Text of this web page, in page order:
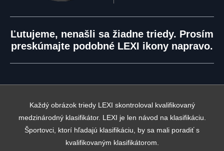
Ľutujeme, nenašli sa žiadne triedy. Prosím
preskúmajte podobné LEXI ikony napravo.
Každý obrázok triedy LEXI skontroloval kvalifikovaný
medzinárodný klasifikátor. LEXI je len návod na klasifikáciu.
Športovci, ktorí hľadajú klasifikáciu, by sa mali poradiť s
kvalifikovaným klasifikátorom.